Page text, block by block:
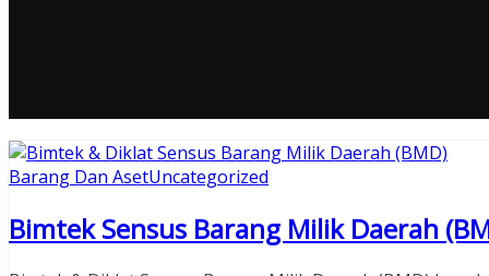
Barang Dan AsetUncategorized
Bimtek Sensus Barang Milik Daerah